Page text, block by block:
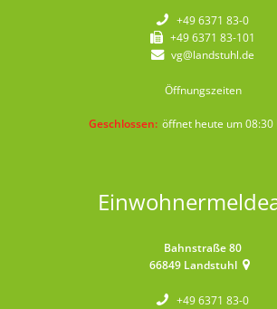
+49 6371 83-0
+49 6371 83-101
vg@landstuhl.de
Öffnungszeiten
Klicken, um weitere Öffnungs- oder
Geschlossen: öffnet heute um 08:30
Bahnstraße 80
66849 Landstuhl
+49 6371 83-0